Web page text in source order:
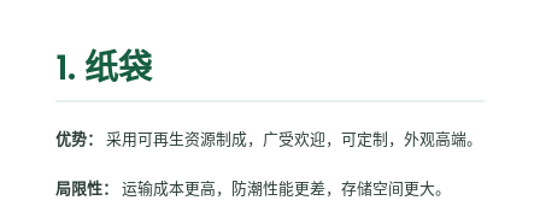
1. 纸袋
优势： 采用可再生资源制成，广受欢迎，可定制，外观高端。
局限性： 运输成本更高，防潮性能更差，存储空间更大。